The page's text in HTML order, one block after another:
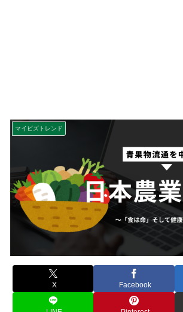
マイビズトレンド
X Facebook